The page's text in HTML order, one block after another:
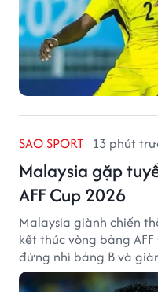
SAO SPORT 13 phút
Malaysia gặp
AFF Cup 2026
Malaysia giành chiến
kết thúc vòng bảng
đứng nhì bảng B và
tuyển Việt Nam.